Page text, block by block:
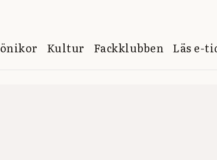
Kultur Fackklubben Läs e-